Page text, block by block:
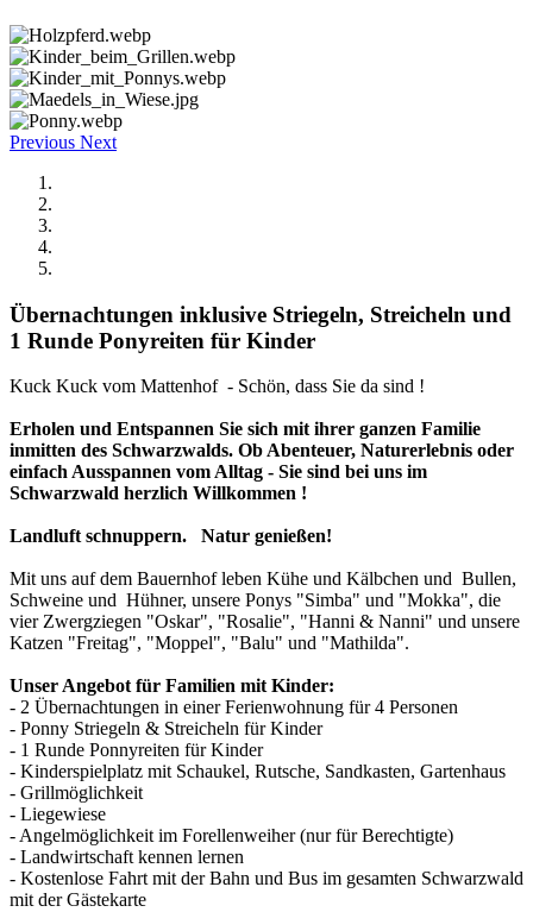
Previous Next
Übernachtungen inklusive Striegeln, Streicheln und
1 Runde Ponyreiten für Kinder
Kuck Kuck vom Mattenhof - Schön, dass Sie da sind !
Erholen und Entspannen Sie sich mit ihrer ganzen Familie
inmitten des Schwarzwalds. Ob Abenteuer, Naturerlebnis oder
einfach Ausspannen vom Alltag - Sie sind bei uns im
Schwarzwald herzlich Willkommen !
Landluft schnuppern. Natur genießen!
Mit uns auf dem Bauernhof leben Kühe und Kälbchen und Bullen,
Schweine und Hühner, unsere Ponys "Simba" und "Mokka", die
vier Zwergziegen "Oskar", "Rosalie", "Hanni & Nanni" und unsere
Katzen "Freitag", "Moppel", "Balu" und "Mathilda".
Unser Angebot für Familien mit Kinder:
- 2 Übernachtungen in einer Ferienwohnung für 4 Personen
- Ponny Striegeln & Streicheln für Kinder
- 1 Runde Ponnyreiten für Kinder
- Kinderspielplatz mit Schaukel, Rutsche, Sandkasten, Gartenhaus
- Grillmöglichkeit
- Liegewiese
- Angelmöglichkeit im Forellenweiher (nur für Berechtigte)
- Landwirtschaft kennen lernen
- Kostenlose Fahrt mit der Bahn und Bus im gesamten Schwarzwald
mit der Gästekarte